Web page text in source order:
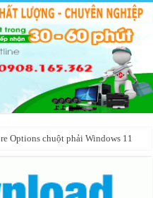
Options chuột phải Windows 11